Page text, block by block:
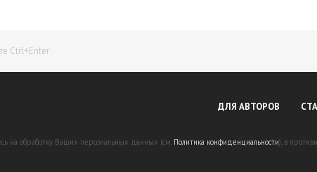
Ctrl+Enter
ДЛЯ АВТОРОВ
на обработку Ваших персональных данных (см. Политика конфиденциальности), в